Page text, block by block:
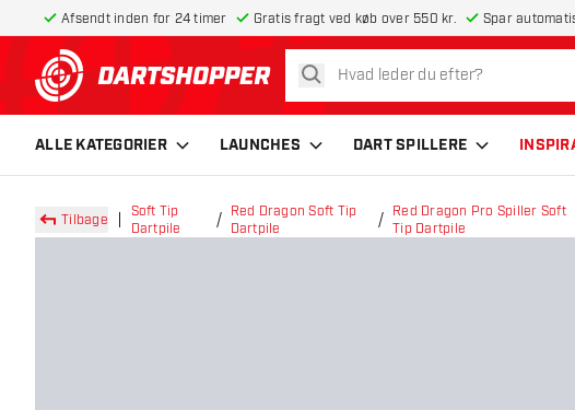
Afsendt inden for 24 timer Gratis fragt ved køb over 550 kr. Spar
tilbage til forsiden
søg
ALLE KATEGORIER LAUNCHES DART SPILLERE
Tilbage
Soft Tip
Dartpile
Red Dragon Soft Tip
Dartpile
Red Dragon Pro Spiller Soft
Tip Dartpile